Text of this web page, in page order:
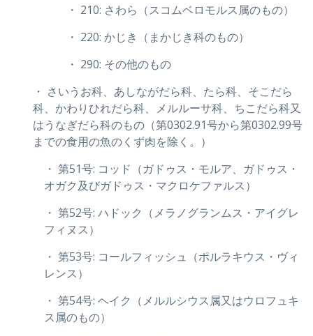
・ 210: さわら（スコムベロモルス属のもの）
・ 220: かじき（まかじき科のもの）
・ 290: その他のもの
・ さいうお科、あしながだら科、たら科、そこだら
科、かわりひれだら科、メルルーサ科、ちこだら科又
はうなぎだら科のもの（第0302.91号から第0302.99号
までの食用の魚のくず肉を除く。）
・ 第51号: コッド（ガドゥス・モルア、ガドゥス・
オガク及びガドゥス・マクロケファルス）
・ 第52号: ハドック（メラノグランムス・アイグレ
フィヌス）
・ 第53号: コールフィッシュ（ポルラキウス・ヴィ
レンス）
・ 第54号: ヘイク（メルルシウス属又はウロフュキ
ス属のもの）